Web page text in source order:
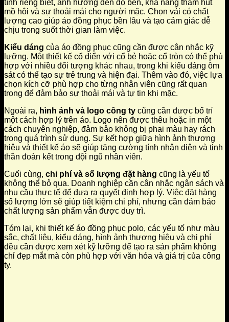
tính riêng biệt, ảnh hưởng đến độ bền, khả năng thấm hút
mồ hôi và sự thoải mái cho người mặc. Chọn vải có chất
lượng cao giúp áo đồng phục bền lâu và tạo cảm giác dễ
chịu trong suốt thời gian làm việc.
Kiểu dáng của áo đồng phục cũng cần được cân nhắc kỹ
lưỡng. Một thiết kế cổ điển với cổ bẻ hoặc cổ tròn có thể phù
hợp với nhiều đối tượng khác nhau, trong khi kiểu dáng ôm
sát có thể tạo sự trẻ trung và hiện đại. Thêm vào đó, việc lựa
chọn kích cỡ phù hợp cho từng nhân viên cũng rất quan
trọng để đảm bảo sự thoải mái và tự tin khi mặc.
Ngoài ra, hình ảnh và logo công ty cũng cần được bố trí
một cách hợp lý trên áo. Logo nên được thêu hoặc in một
cách chuyên nghiệp, đảm bảo không bị phai màu hay rách
trong quá trình sử dụng. Sự kết hợp giữa hình ảnh thương
hiệu và thiết kế áo sẽ giúp tăng cường tính nhận diện và tinh
thần đoàn kết trong đội ngũ nhân viên.
Cuối cùng, chi phí và số lượng đặt hàng cũng là yếu tố
không thể bỏ qua. Doanh nghiệp cần cân nhắc ngân sách và
nhu cầu thực tế để đưa ra quyết định hợp lý. Việc đặt hàng
số lượng lớn sẽ giúp tiết kiệm chi phí, nhưng cần đảm bảo
chất lượng sản phẩm vẫn được duy trì.
Tóm lại, khi thiết kế áo đồng phục polo, các yếu tố như màu
sắc, chất liệu, kiểu dáng, hình ảnh thương hiệu và chi phí
đều cần được xem xét kỹ lưỡng để tạo ra sản phẩm không
chỉ đẹp mắt mà còn phù hợp với văn hóa và giá trị của công
ty.